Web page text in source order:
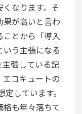
なります。そ
果が高いと言わ
ことから「導入
う主張になる
張している記
コキュートの
しています。
も年々落ちて